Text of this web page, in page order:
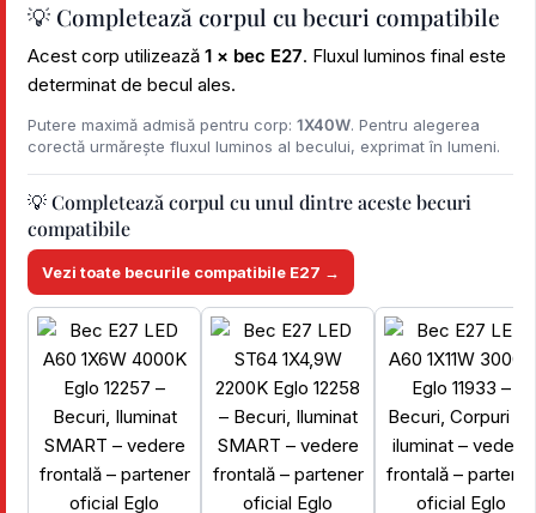
💡 Completează corpul cu becuri compatibile
Acest corp utilizează 1 × bec E27. Fluxul luminos final este
determinat de becul ales.
Putere maximă admisă pentru corp: 1X40W. Pentru alegerea
corectă urmărește fluxul luminos al becului, exprimat în lumeni.
💡 Completează corpul cu unul dintre aceste becuri
compatibile
Vezi toate becurile compatibile E27 →